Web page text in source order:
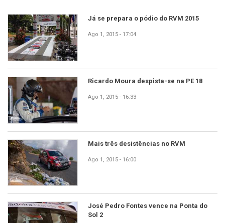
Já se prepara o pódio do RVM 2015
Ago 1, 2015 - 17:04
Ricardo Moura despista-se na PE 18
Ago 1, 2015 - 16:33
Mais três desistências no RVM
Ago 1, 2015 - 16:00
José Pedro Fontes vence na Ponta do
Sol 2